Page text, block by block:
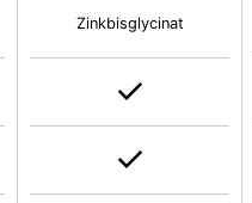
Zinkbisglycinat